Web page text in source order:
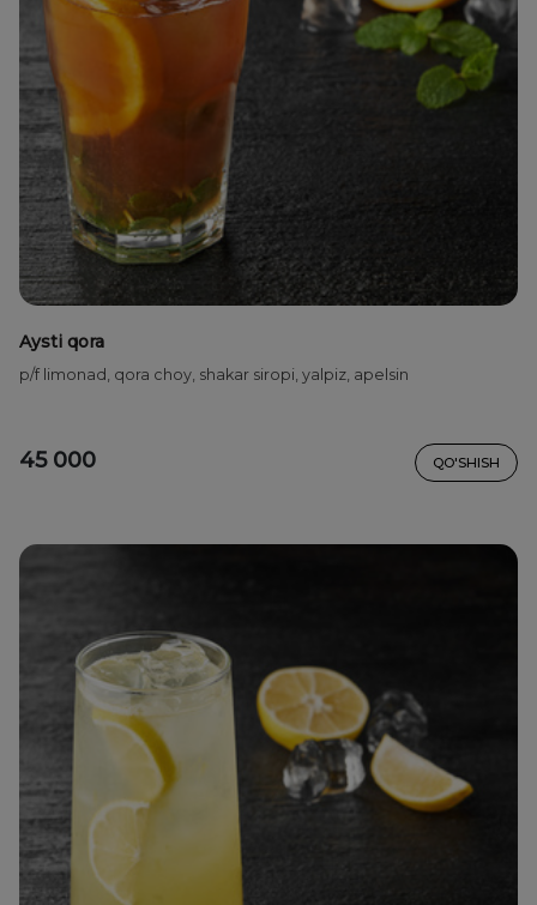
Aysti qora
p/f limonad, qora choy, shakar siropi, yalpiz, apelsin
45 000 QO'SHISH